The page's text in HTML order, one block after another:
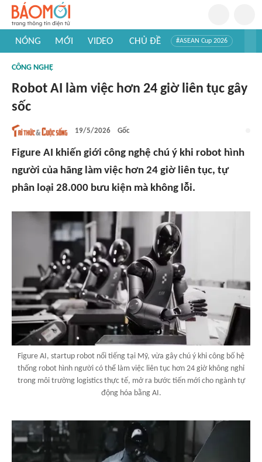
NÓNG MỚI VIDEO CHỦ ĐỀ #ASEAN Cup 2026
#Khám phá thế giới
CÔNG NGHỆ
Robot AI làm việc hơn 24 giờ liên tục gây
sốc
19/5/2026 Gốc
Figure AI khiến giới công nghệ chú ý khi robot hình
người của hãng làm việc hơn 24 giờ liên tục, tự
phân loại 28.000 bưu kiện mà không lỗi.
Figure AI, startup robot nổi tiếng tại Mỹ, vừa gây chú ý khi công bố hệ
thống robot hình người có thể làm việc liên tục hơn 24 giờ không nghỉ
trong môi trường logistics thực tế, mở ra bước tiến mới cho ngành tự
động hóa bằng AI.